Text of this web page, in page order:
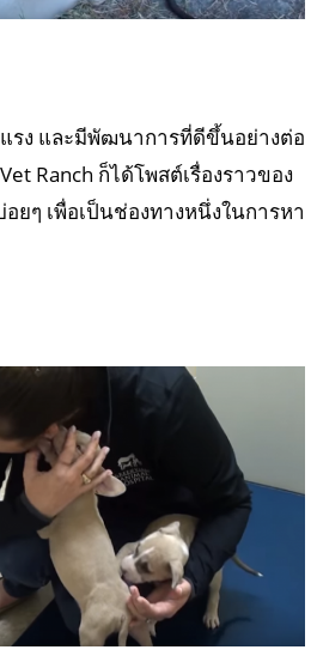
รง และมีพัฒนาการที่ดีขึ้นอย่างต่อ
Ranch ก็ได้โพสต์เรื่องราวของ
ๆ เพื่อเป็นช่องทางหนึ่งในการหา